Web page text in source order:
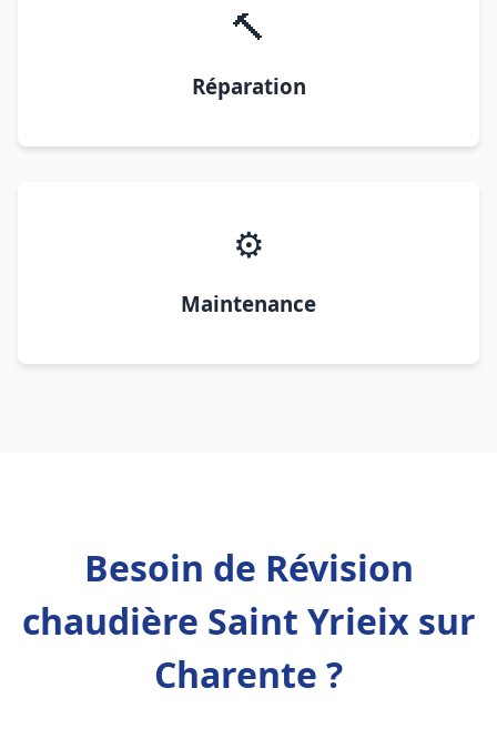
🔨
Réparation
⚙️
Maintenance
Besoin de Révision
chaudière Saint Yrieix sur
Charente ?